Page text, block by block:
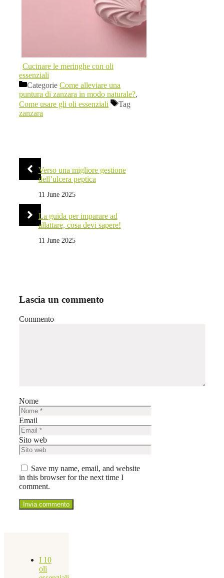
Cucinare le meringhe con oli
essenziali
Categorie Come alleviare una
puntura di zanzara in modo naturale?,
Come usare gli oli essenziali
Tag
zanzara
Verso una migliore gestione
dell’ulcera peptica
11 June 2025
La guida per imparare ad
allattare, cosa devi sapere!
11 June 2025
Lascia un commento
Commento
Nome
Email
Sito web
Save my name, email, and website
in this browser for the next time I
comment.
I 10
oli